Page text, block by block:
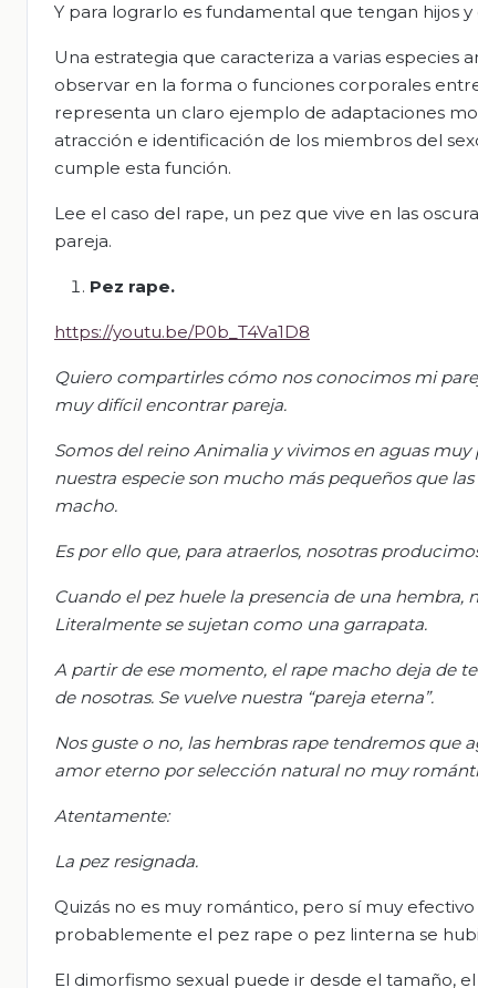
Y para lograrlo es fundamental que tengan hijos
Una estrategia que caracteriza a varias especies
observar en la forma o funciones corporales
representa un claro ejemplo de adaptaciones
atracción e identificación de los miembros del
cumple esta función.
Lee el caso del rape, un pez que vive en las
pareja.
Pez rape.
https://youtu.be/P0b_T4Va1D8
Quiero compartirles cómo nos conocimos mi
muy difícil encontrar pareja.
Somos del reino Animalia y vivimos en aguas
nuestra especie son mucho más pequeños que
macho.
Es por ello que, para atraerlos, nosotras
Cuando el pez huele la presencia de una hembra,
Literalmente se sujetan como una garrapata.
A partir de ese momento, el rape macho deja de
de nosotras. Se vuelve nuestra “pareja eterna”.
Nos guste o no, las hembras rape tendremos que
amor eterno por selección natural no muy
Atentamente:
La pez resignada.
Quizás no es muy romántico, pero sí muy
probablemente el pez rape o pez linterna se
El dimorfismo sexual puede ir desde el tamaño,